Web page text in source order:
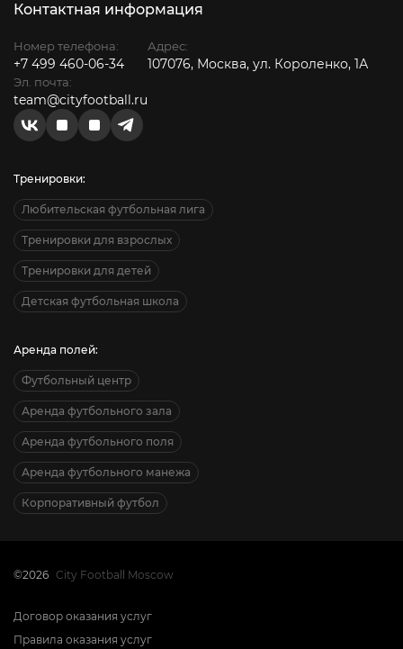
Контактная информация
Номер телефона:
+7 499 460-06-34
Эл. почта:
team@cityfootball.ru
Адрес:
107076, Москва, ул. Короленко, 1А
Тренировки:
Любительская футбольная лига
Тренировки для взрослых
Тренировки для детей
Детская футбольная школа
Аренда полей:
Футбольный центр
Аренда футбольного зала
Аренда футбольного поля
Аренда футбольного манежа
Корпоративный футбол
©2026 City Football Moscow
Договор оказания услуг
Правила оказания услуг